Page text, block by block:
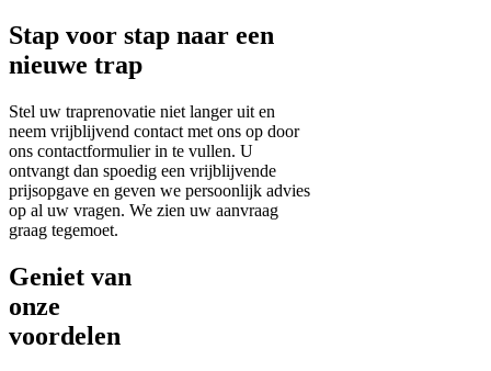
Stap voor stap naar een
nieuwe trap
Stel uw traprenovatie niet langer uit en
neem vrijblijvend contact met ons op door
ons contactformulier in te vullen. U
ontvangt dan spoedig een vrijblijvende
prijsopgave en geven we persoonlijk advies
op al uw vragen. We zien uw aanvraag
graag tegemoet.
Geniet van
onze
voordelen